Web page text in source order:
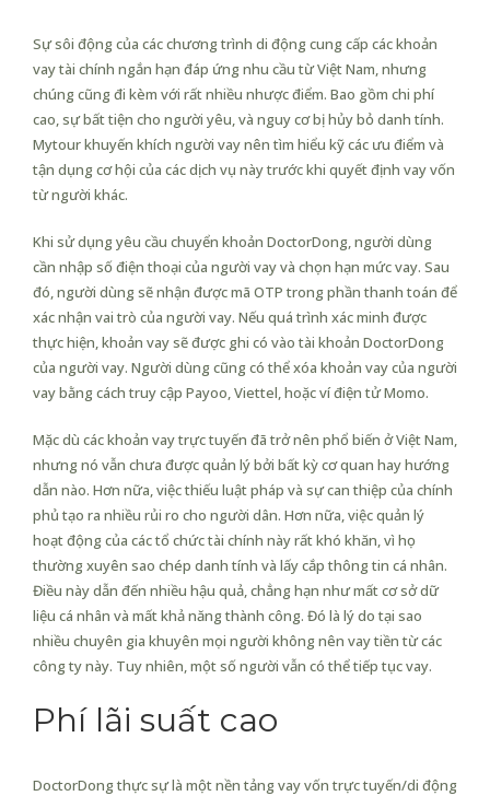
Sự sôi động của các chương trình di động cung cấp các khoản
vay tài chính ngắn hạn đáp ứng nhu cầu từ Việt Nam, nhưng
chúng cũng đi kèm với rất nhiều nhược điểm. Bao gồm chi phí
cao, sự bất tiện cho người yêu, và nguy cơ bị hủy bỏ danh tính.
Mytour khuyến khích người vay nên tìm hiểu kỹ các ưu điểm và
tận dụng cơ hội của các dịch vụ này trước khi quyết định vay vốn
từ người khác.
Khi sử dụng yêu cầu chuyển khoản DoctorDong, người dùng
cần nhập số điện thoại của người vay và chọn hạn mức vay. Sau
đó, người dùng sẽ nhận được mã OTP trong phần thanh toán để
xác nhận vai trò của người vay. Nếu quá trình xác minh được
thực hiện, khoản vay sẽ được ghi có vào tài khoản DoctorDong
của người vay. Người dùng cũng có thể xóa khoản vay của người
vay bằng cách truy cập Payoo, Viettel, hoặc ví điện tử Momo.
Mặc dù các khoản vay trực tuyến đã trở nên phổ biến ở Việt Nam,
nhưng nó vẫn chưa được quản lý bởi bất kỳ cơ quan hay hướng
dẫn nào. Hơn nữa, việc thiếu luật pháp và sự can thiệp của chính
phủ tạo ra nhiều rủi ro cho người dân. Hơn nữa, việc quản lý
hoạt động của các tổ chức tài chính này rất khó khăn, vì họ
thường xuyên sao chép danh tính và lấy cắp thông tin cá nhân.
Điều này dẫn đến nhiều hậu quả, chẳng hạn như mất cơ sở dữ
liệu cá nhân và mất khả năng thành công. Đó là lý do tại sao
nhiều chuyên gia khuyên mọi người không nên vay tiền từ các
công ty này. Tuy nhiên, một số người vẫn có thể tiếp tục vay.
Phí lãi suất cao
DoctorDong thực sự là một nền tảng vay vốn trực tuyến/di động